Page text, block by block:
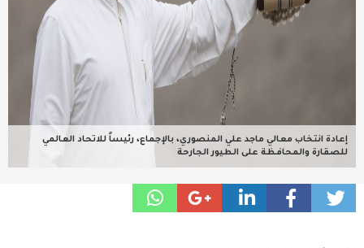
إعادة انتخاب معالي ماجد علي المنصوري، بالإجماع، رئيساً للاتحاد العالمي
للصقارة والمحافظة على الطيور الجارحة
طب وصحة